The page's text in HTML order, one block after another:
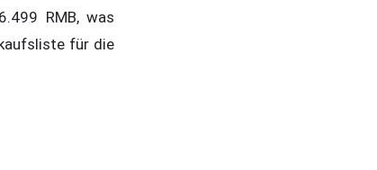
RMB, was
für die